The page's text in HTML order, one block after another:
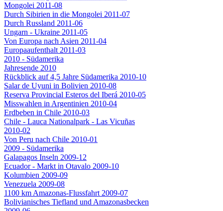
Mongolei 2011-08
Durch Sibirien in die Mongolei 2011-07
Durch Russland 2011-06
Ungarn - Ukraine 2011-05
Von Europa nach Asien 2011-04
Europaaufenthalt 2011-03
2010 - Südamerika
Jahresende 2010
Rückblick auf 4,5 Jahre Südamerika 2010-10
Salar de Uyuni in Bolivien 2010-08
Reserva Provincial Esteros del Iberá 2010-05
Misswahlen in Argentinien 2010-04
Erdbeben in Chile 2010-03
Chile - Lauca Nationalpark - Las Vicuñas
2010-02
Von Peru nach Chile 2010-01
2009 - Südamerika
Galapagos Inseln 2009-12
Ecuador - Markt in Otavalo 2009-10
Kolumbien 2009-09
Venezuela 2009-08
1100 km Amazonas-Flussfahrt 2009-07
Bolivianisches Tiefland und Amazonasbecken